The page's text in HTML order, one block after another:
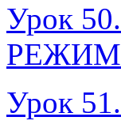
Урок
Урок